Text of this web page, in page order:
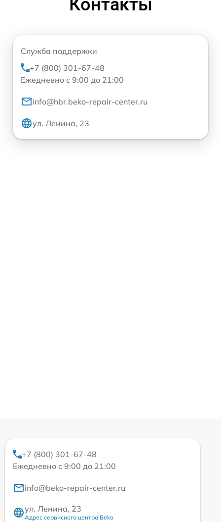
Контакты
Служба поддержки
+7 (800) 301-67-48
Ежедневно с 9:00 до 21:00
info@hbr.beko-repair-center.ru
ул. Ленина, 23
+7 (800) 301-67-48
Ежедневно с 9:00 до 21:00
info@beko-repair-center.ru
ул. Ленина, 23
Адрес сервисного центра Beko